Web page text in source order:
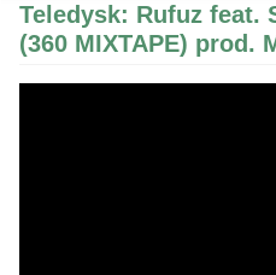
Teledysk: Rufuz feat.
(360 MIXTAPE) prod.